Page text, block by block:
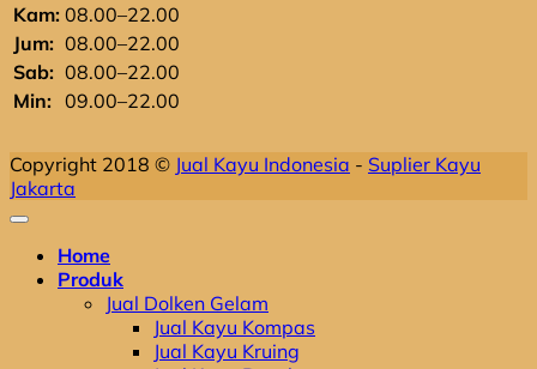
Kam: 08.00–22.00
Jum: 08.00–22.00
Sab: 08.00–22.00
Min: 09.00–22.00
Copyright 2018 © Jual Kayu Indonesia - Suplier Kayu
Jakarta
Home
Produk
Jual Dolken Gelam
Jual Kayu Kompas
Jual Kayu Kruing